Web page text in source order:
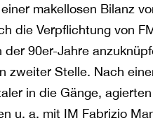
makellosen Bilanz
die Verpflichtung von
90er-Jahre
zweiter Stelle. Nach
in die Gänge,
u. a. mit IM Fabrizio